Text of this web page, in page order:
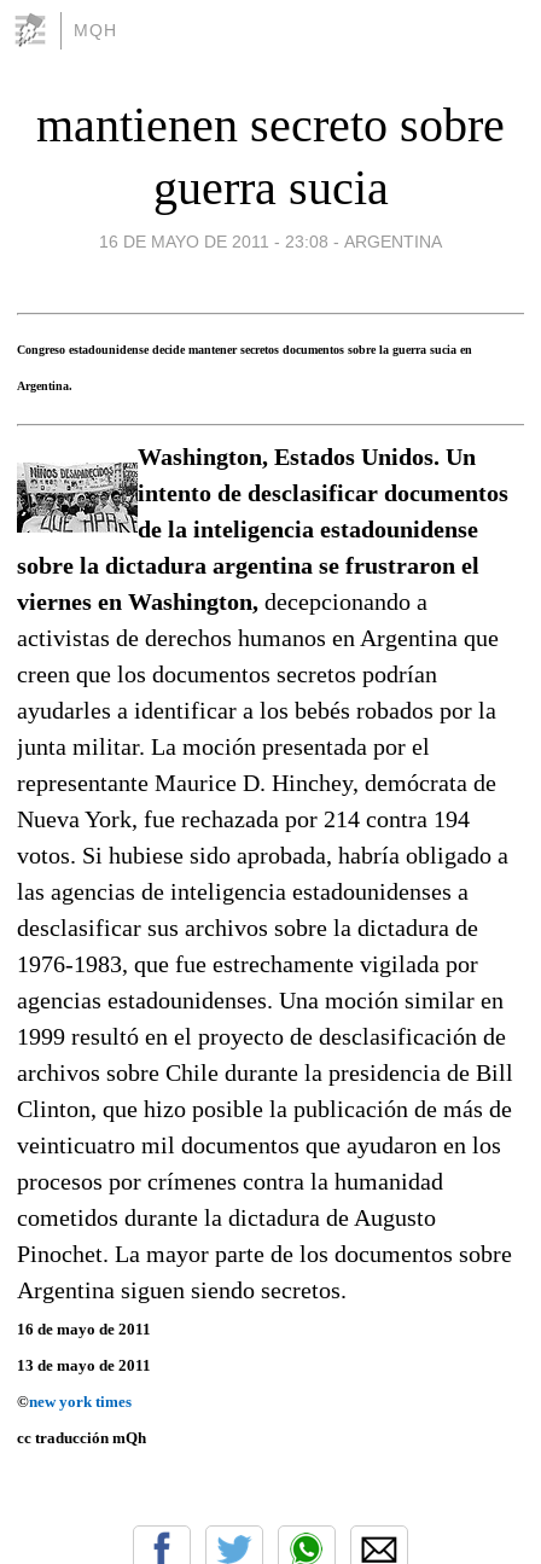
MQH
mantienen secreto sobre
guerra sucia
16 DE MAYO DE 2011 - 23:08 - ARGENTINA
Congreso estadounidense decide mantener secretos documentos sobre la guerra sucia en
Argentina.
Washington, Estados Unidos. Un
intento de desclasificar documentos
de la inteligencia estadounidense
sobre la dictadura argentina se frustraron el
viernes en Washington, decepcionando a
activistas de derechos humanos en Argentina que
creen que los documentos secretos podrían
ayudarles a identificar a los bebés robados por la
junta militar. La moción presentada por el
representante Maurice D. Hinchey, demócrata de
Nueva York, fue rechazada por 214 contra 194
votos. Si hubiese sido aprobada, habría obligado a
las agencias de inteligencia estadounidenses a
desclasificar sus archivos sobre la dictadura de
1976-1983, que fue estrechamente vigilada por
agencias estadounidenses. Una moción similar en
1999 resultó en el proyecto de desclasificación de
archivos sobre Chile durante la presidencia de Bill
Clinton, que hizo posible la publicación de más de
veinticuatro mil documentos que ayudaron en los
procesos por crímenes contra la humanidad
cometidos durante la dictadura de Augusto
Pinochet. La mayor parte de los documentos sobre
Argentina siguen siendo secretos.
16 de mayo de 2011
13 de mayo de 2011
©new york times
cc traducción mQh